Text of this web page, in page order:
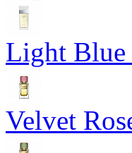
Light Blue
Velvet